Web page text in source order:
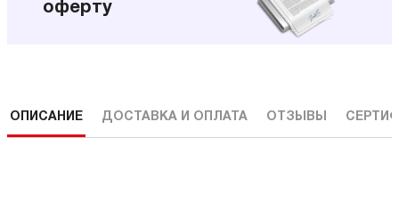
оферту
ОПИСАНИЕ ДОСТАВКА И ОПЛАТА ОТЗЫВЫ